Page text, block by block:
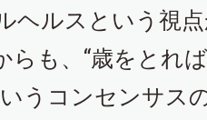
ヘルスという視
らも、“歳をとれ
うコンセンサス